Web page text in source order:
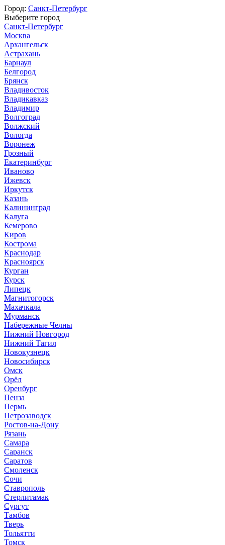
Город: Санкт-Петербург
Выберите город
Санкт-Петербург
Москва
Архангельск
Астрахань
Барнаул
Белгород
Брянск
Владивосток
Владикавказ
Владимир
Волгоград
Волжский
Вологда
Воронеж
Грозный
Екатеринбург
Иваново
Ижевск
Иркутск
Казань
Калининград
Калуга
Кемерово
Киров
Кострома
Краснодар
Красноярск
Курган
Курск
Липецк
Магнитогорск
Махачкала
Мурманск
Набережные Челны
Нижний Новгород
Нижний Тагил
Новокузнецк
Новосибирск
Омск
Орёл
Оренбург
Пенза
Пермь
Петрозаводск
Ростов-на-Дону
Рязань
Самара
Саранск
Саратов
Смоленск
Сочи
Ставрополь
Стерлитамак
Сургут
Тамбов
Тверь
Тольятти
Томск